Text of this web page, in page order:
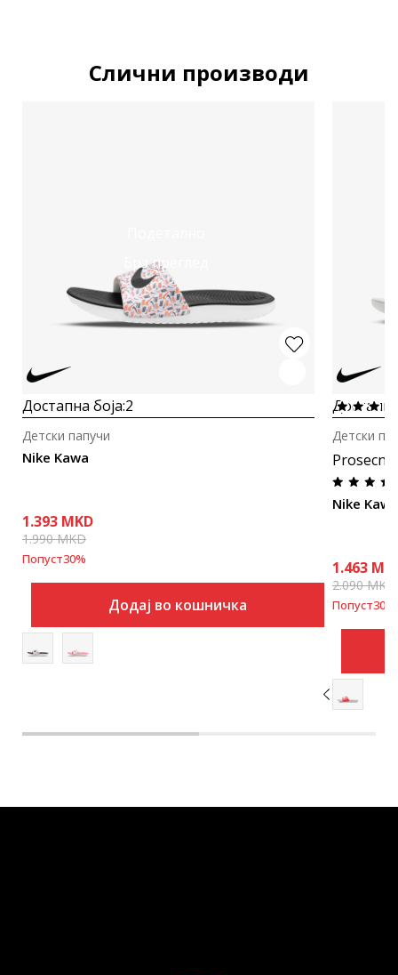
Слични производи
Брз преглед
Достапна боја:2
Nike Kawa
Детски папучи
1.393 MKD
1.990MKD
Попуст30%
Додај во кошничка
Nike Kawa
Детски
1.463
2.090MKD
Попуст30